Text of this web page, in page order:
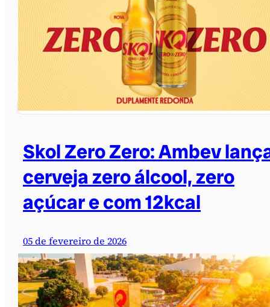
Skol Zero Zero: Ambev
cerveja zero álcool, zero
açúcar e com 12kcal
05 de fevereiro de 2026